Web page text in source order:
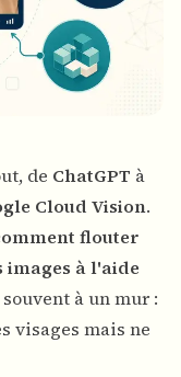
de ChatGPT à
Cloud Vision.
flouter
images à l'aide
à un mur :
visages mais ne